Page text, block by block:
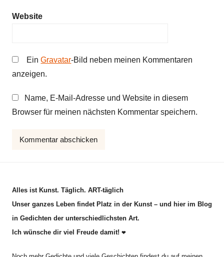
Website
EinGravatar-Bild neben meinen Kommentaren
anzeigen.
Name, E-Mail-Adresse und Website in diesem
Browser für meinen nächsten Kommentar speichern.
Alles ist Kunst. Täglich. ART-täglich
Unser ganzes Leben findet Platz in der Kunst – und hier im Blog
in Gedichten der unterschiedlichsten Art.
Ich wünsche dir viel Freude damit! ❤